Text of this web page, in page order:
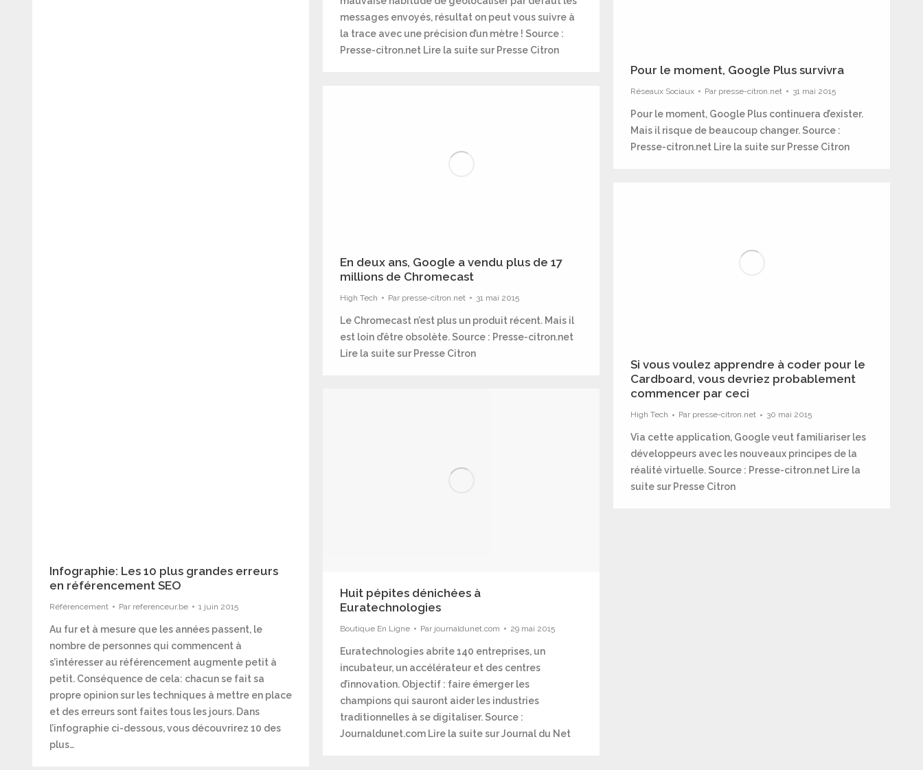
Infographie: Les 10 plus grandes erreurs
en référencement SEO
Référencement Par referenceur.be 1 juin 2015
Au fur et à mesure que les années passent, le
nombre de personnes qui commencent à
s’intéresser au référencement augmente petit à
petit. Conséquence de cela: chacun se fait sa
propre opinion sur les techniques à mettre en place
et des erreurs sont faites tous les jours. Dans
l’infographie ci-dessous, vous découvrirez 10 des
plus…
messages envoyés, résultat on peut vous suivre à
la trace avec une précision d’un mètre ! Source :
Presse-citron.net Lire la suite sur Presse Citron
Pour le moment, Google Plus survivra
Réseaux Sociaux Par presse-citron.net 31 mai 2015
Pour le moment, Google Plus continuera d’exister.
Mais il risque de beaucoup changer. Source :
Presse-citron.net Lire la suite sur Presse Citron
En deux ans, Google a vendu plus de 17
millions de Chromecast
High Tech Par presse-citron.net 31 mai 2015
Le Chromecast n’est plus un produit récent. Mais il
est loin d’être obsolète. Source : Presse-citron.net
Lire la suite sur Presse Citron
Si vous voulez apprendre à coder pour le
Cardboard, vous devriez probablement
commencer par ceci
High Tech Par presse-citron.net 30 mai 2015
Via cette application, Google veut familiariser les
développeurs avec les nouveaux principes de la
réalité virtuelle. Source : Presse-citron.net Lire la
suite sur Presse Citron
Huit pépites dénichées à
Euratechnologies
Boutique En Ligne Par journaldunet.com 29 mai 2015
Euratechnologies abrite 140 entreprises, un
incubateur, un accélérateur et des centres
d’innovation. Objectif : faire émerger les
champions qui sauront aider les industries
traditionnelles à se digitaliser. Source :
Journaldunet.com Lire la suite sur Journal du Net